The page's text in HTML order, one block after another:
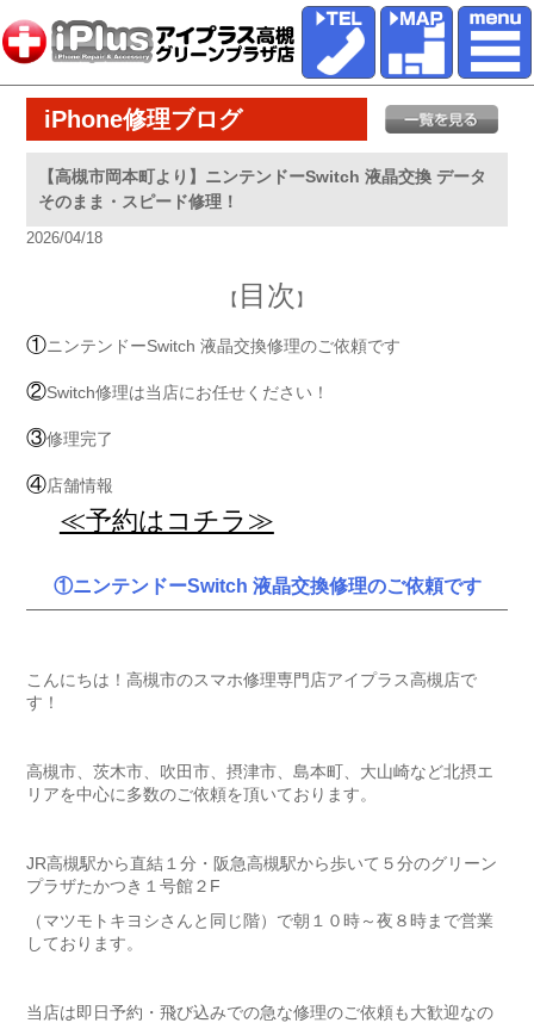
iPhone修理ブログ
【高槻市岡本町より】ニンテンドーSwitch 液晶交換 データ
そのまま・スピード修理！
2026/04/18
【 目次 】
①ニンテンドーSwitch 液晶交換修理のご依頼です
②Switch修理は当店にお任せください！
③修理完了
④店舗情報
≪予約はコチラ≫
①ニンテンドーSwitch 液晶交換修理のご依頼です
こんにちは！高槻市のスマホ修理専門店アイプラス高槻店で
す！
高槻市、茨木市、吹田市、摂津市、島本町、大山崎など北摂エ
リアを中心に多数のご依頼を頂いております。
JR高槻駅から直結１分・阪急高槻駅から歩いて５分のグリーン
プラザたかつき１号館２F
（マツモトキヨシさんと同じ階）で朝１０時～夜８時まで営業
しております。
当店は即日予約・飛び込みでの急な修理のご依頼も大歓迎なの